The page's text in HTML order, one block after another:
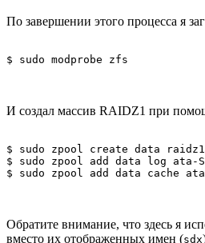
По завершении этого процесса я
$ sudo modprobe zfs
И создал массив RAIDZ1 при
$ sudo zpool create data raidz1 ata-
$ sudo zpool add data log ata-
$ sudo zpool add data cache
Обратите внимание, что здесь я
вместо их отображенных имен (sdx